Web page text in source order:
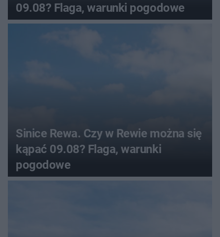
09.08? Flaga, warunki pogodowe
Sinice Rewa. Czy w Rewie można się
kąpać 09.08? Flaga, warunki
pogodowe